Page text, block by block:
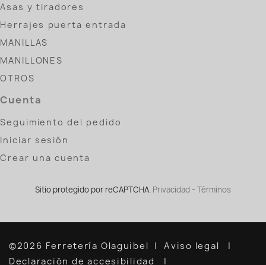
Asas y tiradores
Herrajes puerta entrada
MANILLAS
MANILLONES
OTROS
Cuenta
Seguimiento del pedido
Iniciar sesión
Crear una cuenta
Sitio protegido por reCAPTCHA. Privacidad - Términos
©2026 Ferretería Olaguibel
Aviso legal
Declaración de accesibilidad